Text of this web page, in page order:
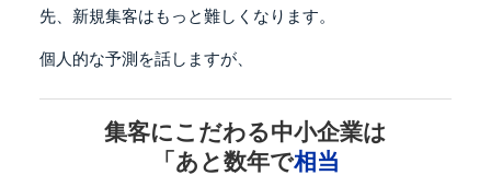
先、新規集客はもっと難しくなります。
個人的な予測を話しますが、
集客にこだわる中小企業は
「あと数年で相当